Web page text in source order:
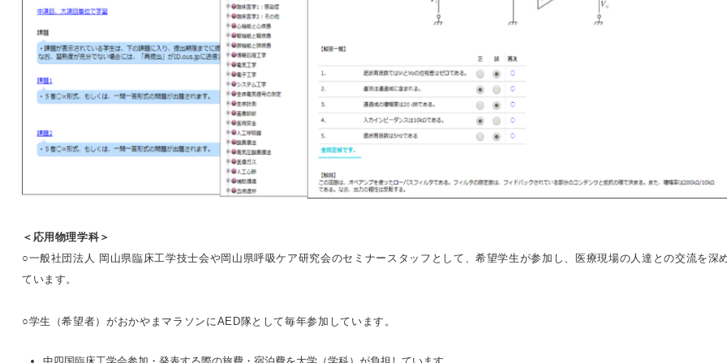
＜応用物理学科＞
○一般社団法人 岡山県臨床工学技士会や岡山県呼吸ケア研究会のセミナースタッフとして、希望学生が参加し、医療現場の人達との交流を深
ています。
○学生（希望者）がおかやまマラソンにAED隊として毎年参加しています。